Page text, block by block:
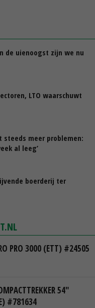
de uienoogst zijn we nu
LTO waarschuwt
steeds meer problemen:
al leeg’
boerderij ter
PRO 3000 (ETT) #24505
54"
#781634